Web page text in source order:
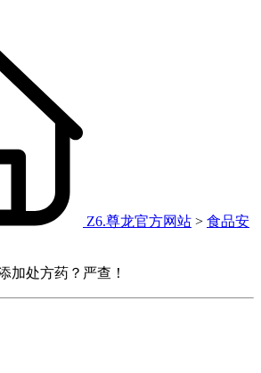
Z6.尊龙官方网站 > 食品安
加处方药？严查！